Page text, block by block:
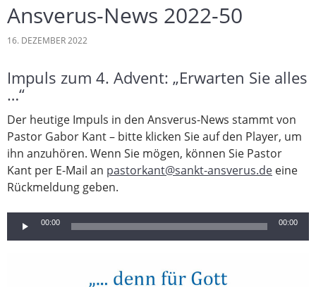
Ansverus-News 2022-50
16. DEZEMBER 2022
Impuls zum 4. Advent: „Erwarten Sie alles
…“
Der heutige Impuls in den Ansverus-News stammt von
Pastor Gabor Kant – bitte klicken Sie auf den Player, um
ihn anzuhören. Wenn Sie mögen, können Sie Pastor
Kant per E-Mail an pastorkant@sankt-ansverus.de eine
Rückmeldung geben.
Audio-
Player
00:00 00:00